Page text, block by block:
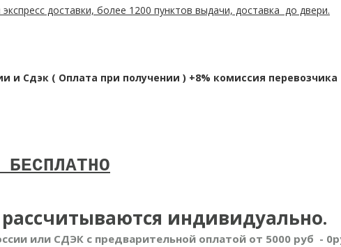
доставки, более 1200 пунктов выдачи, доставка до двери.
и Сдэк ( Оплата при получении ) +8% комиссия перевозчика
индивидуально.
или СДЭК с предварительной оплатой от 5000 руб -